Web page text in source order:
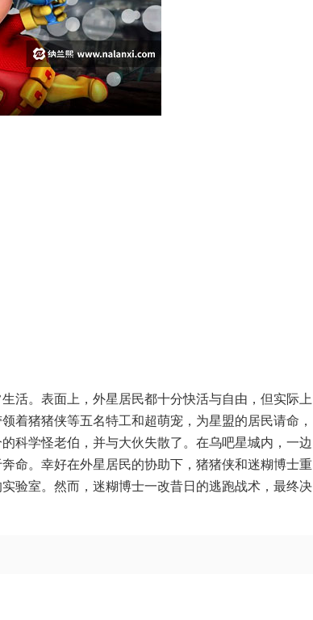
活。表面上，外星居民都十分快活与自由，但实际上
着猪猪侠等五名特工和超萌宠，为星盟的居民请命，
科学怪老伯，并与大伙失散了。在乌吧星城内，一边
命。幸好在外星居民的协助下，猪猪侠和迷糊博士重
验室。然而，迷糊博士一改昔日的逃跑战术，最终决